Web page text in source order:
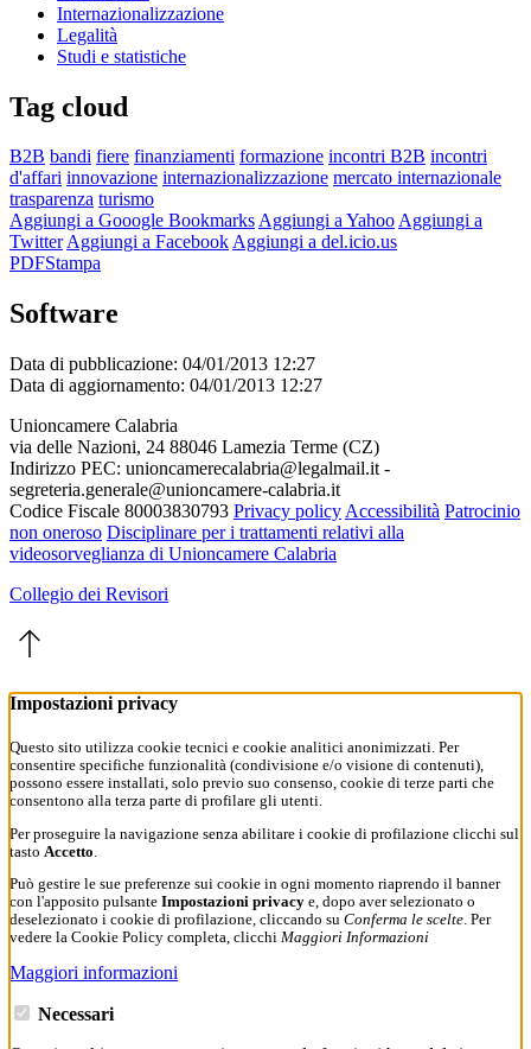
Internazionalizzazione
Legalità
Studi e statistiche
Tag cloud
B2B bandi fiere finanziamenti formazione incontri B2B incontri
d'affari innovazione internazionalizzazione mercato internazionale
trasparenza turismo
Aggiungi a Gooogle BookmarksAggiungi a YahooAggiungi a
TwitterAggiungi a FacebookAggiungi a del.icio.us
PDFStampa
Software
Data di pubblicazione: 04/01/2013 12:27
Data di aggiornamento: 04/01/2013 12:27
Unioncamere Calabria
via delle Nazioni, 24 88046 Lamezia Terme (CZ)
Indirizzo PEC: unioncamerecalabria@legalmail.it -
segreteria.generale@unioncamere-calabria.it
Codice Fiscale 80003830793 Privacy policy Accessibilità Patrocinio
non oneroso Disciplinare per i trattamenti relativi alla
videosorveglianza di Unioncamere Calabria
Collegio dei Revisori
Impostazioni privacy
Questo sito utilizza cookie tecnici e cookie analitici anonimizzati. Per
consentire specifiche funzionalità (condivisione e/o visione di contenuti),
possono essere installati, solo previo suo consenso, cookie di terze parti che
consentono alla terza parte di profilare gli utenti.
Per proseguire la navigazione senza abilitare i cookie di profilazione clicchi sul
tasto Accetto
Può gestire le sue preferenze sui cookie in ogni momento riaprendo il banner
con l'apposito pulsante Impostazioni privacy e, dopo aver selezionato o
deselezionato i cookie di profilazione, cliccando su Conferma le scelte. Per
vedere la Cookie Policy completa, clicchi Maggiori Informazioni
Maggiori informazioni
Necessari